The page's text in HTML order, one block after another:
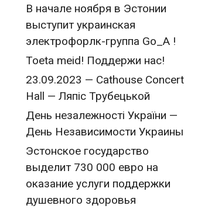
В начале ноября в Эстонии
выступит украинская
электрофорлк-группа Go_A !
Toeta meid! Поддержи нас!
23.09.2023 — Cathouse Concert
Hall — Ляпіс Трубецькой
День незалежності України —
День Независимости Украины
Эстонское государство
выделит 730 000 евро на
оказание услуги поддержки
душевного здоровья